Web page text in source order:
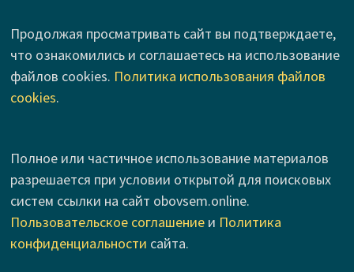
Продолжая просматривать сайт вы подтверждаете,
что ознакомились и соглашаетесь на использование
файлов cookies. Политика использования файлов
cookies.
Полное или частичное использование материалов
разрешается при условии открытой для поисковых
систем ссылки на сайт obovsem.online.
Пользовательское соглашениеи Политика
конфиденциальности сайта.